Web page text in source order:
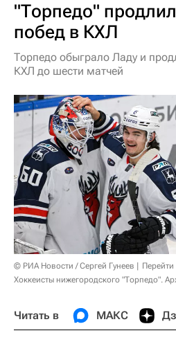
"Торпедо"
побед в КХЛ
Торпедо обыграло Ладу и
КХЛ до шести матчей
© РИА Новости / Сергей Гунеев
Хоккеисты нижегородского "Торпедо".
Читать в МАКС